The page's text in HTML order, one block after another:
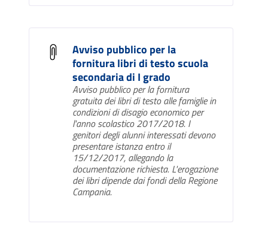
Avviso pubblico per la
fornitura libri di testo scuola
secondaria di I grado
Avviso pubblico per la fornitura
gratuita dei libri di testo alle famiglie in
condizioni di disagio economico per
l'anno scolastico 2017/2018. I
genitori degli alunni interessati devono
presentare istanza entro il
15/12/2017, allegando la
documentazione richiesta. L'erogazione
dei libri dipende dai fondi della Regione
Campania.